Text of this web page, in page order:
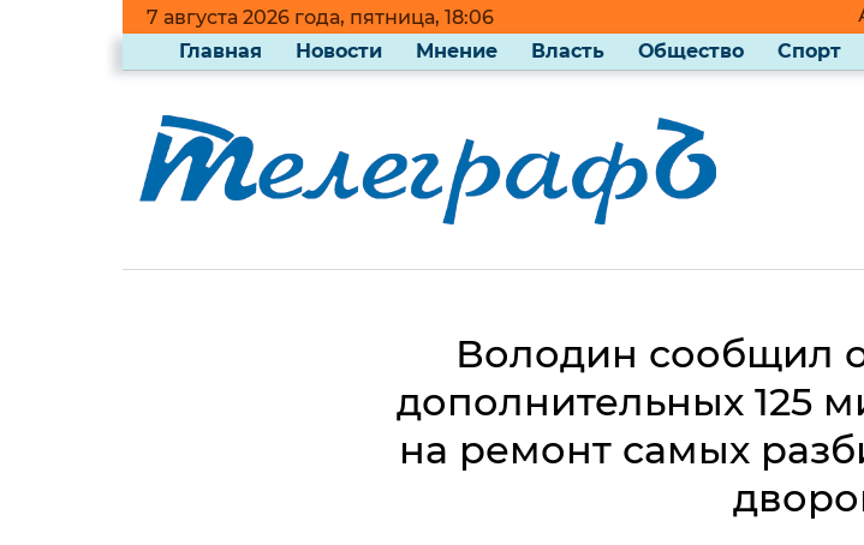
7 августа 2026 года, пятница, 18:06
Главная
Новости Мнение Власть Общество Спорт
Володин сообщил
дополнительных 125
на ремонт самых